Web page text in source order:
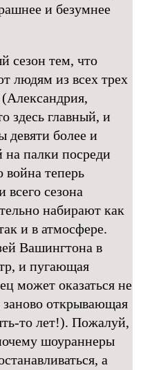
и безумнее
сезон тем, что
людям из всех трех
здесь главный, и
девяти более и
палки посреди
теперь
сезона
набирают как
и в атмосфере.
Вашингтона в
и пугающая
может оказаться не
открывающая
то лет!). Пожалуй,
шоураннеры
а